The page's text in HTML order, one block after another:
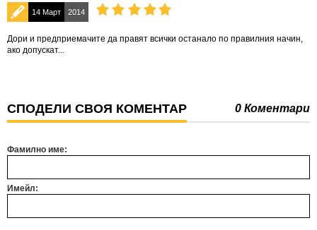
14 Март 2014
Дори и предприемачите да правят всички останало по правилния начин,
ако допускат...
СПОДЕЛИ СВОЯ КОМЕНТАР 0 Коментари
Фамилно име:
Имейл: